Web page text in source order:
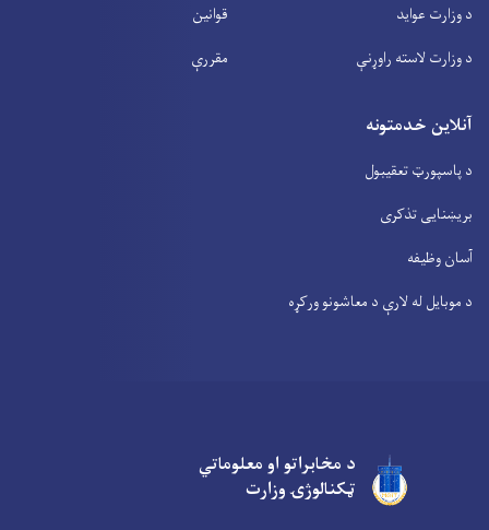
د وزارت عواید
د وزارت لاسته راوړنې
قوانین
مقررې
آنلاین خدمتونه
د پاسپورټ تعقیبول
بریښنایی تذکری
آسان وظیفه
د موبایل له لارې د معاشونو ورکړه
د مخابراتو او معلوماتي
ټکنالوژۍ وزارت